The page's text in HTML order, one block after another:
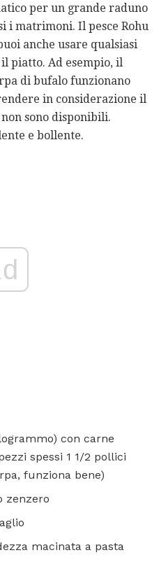
per un grande raduno
i matrimoni. Il pesce Rohu
anche usare qualsiasi
piatto. Ad esempio, il
di bufalo funzionano
in considerazione il
sono disponibili.
e bollente.
con carne
spessi 1 1/2 pollici
funziona bene)
zenzero
macinata a pasta